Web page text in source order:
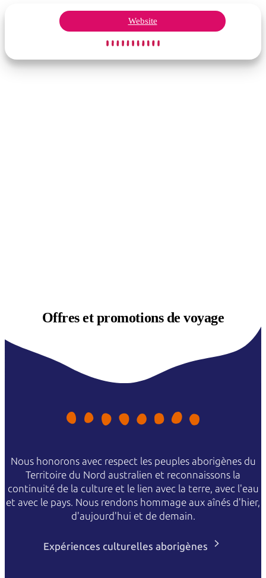
Website
Offres etpromotions de voyage
Nous honorons avec respect les peuples aborigènes du
Territoire du Nord australien et reconnaissons la
continuité de la culture et le lien avec la terre, avec l'eau
et avec le pays. Nous rendons hommage aux aînés d'hier,
d'aujourd'hui et de demain.
Expériences culturelles aborigènes